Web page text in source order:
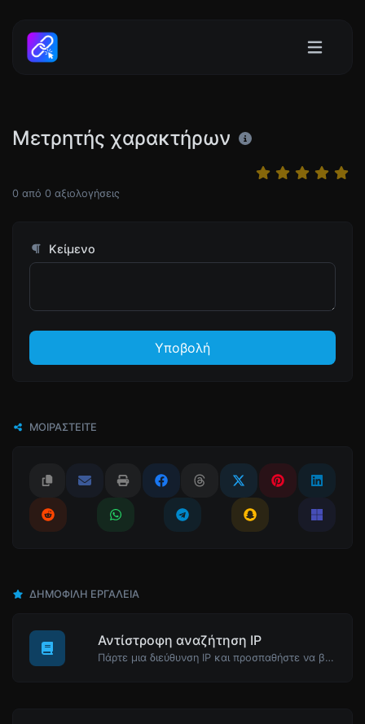
Μετρητής χαρακτήρων
0 από 0 αξιολογήσεις
Κείμενο
Υποβολή
ΜΟΙΡΑΣΤΕΊΤΕ
ΔΗΜΟΦΙΛΉ ΕΡΓΑΛΕΊΑ
Αντίστροφη αναζήτηση IP
Πάρτε μια διεύθυνση IP και προσπαθήστε να βρείτε το domain/host που σχετίζεται με αυτήν.